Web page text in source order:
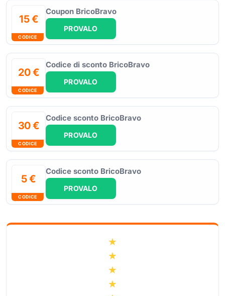
15 €
CODICE
Coupon BricoBravo
PROVALO
20 €
CODICE
Codice di sconto BricoBravo
PROVALO
30 €
CODICE
Codice sconto BricoBravo
PROVALO
5 €
CODICE
Codice sconto BricoBravo
PROVALO